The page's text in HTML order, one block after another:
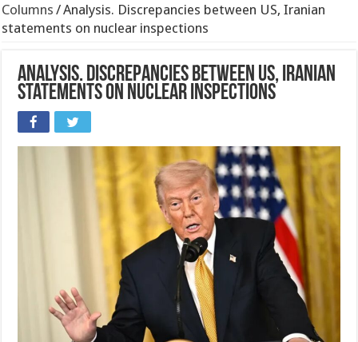
Columns /Analysis. Discrepancies between US, Iranian
statements on nuclear inspections
Analysis. Discrepancies between US, Iranian
statements on nuclear inspections